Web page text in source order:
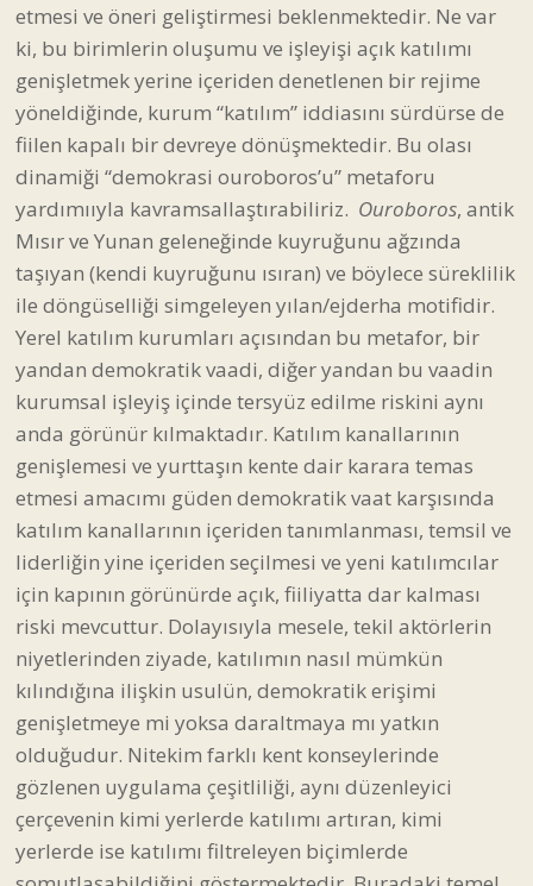
etmesi ve öneri geliştirmesi beklenmektedir. Ne var
ki, bu birimlerin oluşumu ve işleyişi açık katılımı
genişletmek yerine içeriden denetlenen bir rejime
yöneldiğinde, kurum “katılım” iddiasını sürdürse de
fiilen kapalı bir devreye dönüşmektedir. Bu olası
dinamiği “demokrasi ouroboros’u” metaforu
yardımııyla kavramsallaştırabiliriz. Ouroboros, antik
Mısır ve Yunan geleneğinde kuyruğunu ağzında
taşıyan (kendi kuyruğunu ısıran) ve böylece süreklilik
ile döngüselliği simgeleyen yılan/ejderha motifidir.
Yerel katılım kurumları açısından bu metafor, bir
yandan demokratik vaadi, diğer yandan bu vaadin
kurumsal işleyiş içinde tersyüz edilme riskini aynı
anda görünür kılmaktadır. Katılım kanallarının
genişlemesi ve yurttaşın kente dair karara temas
etmesi amacımı güden demokratik vaat karşısında
katılım kanallarının içeriden tanımlanması, temsil ve
liderliğin yine içeriden seçilmesi ve yeni katılımcılar
için kapının görünürde açık, fiiliyatta dar kalması
riski mevcuttur. Dolayısıyla mesele, tekil aktörlerin
niyetlerinden ziyade, katılımın nasıl mümkün
kılındığına ilişkin usulün, demokratik erişimi
genişletmeye mi yoksa daraltmaya mı yatkın
olduğudur. Nitekim farklı kent konseylerinde
gözlenen uygulama çeşitliliği, aynı düzenleyici
çerçevenin kimi yerlerde katılımı artıran, kimi
yerlerde ise katılımı filtreleyen biçimlerde